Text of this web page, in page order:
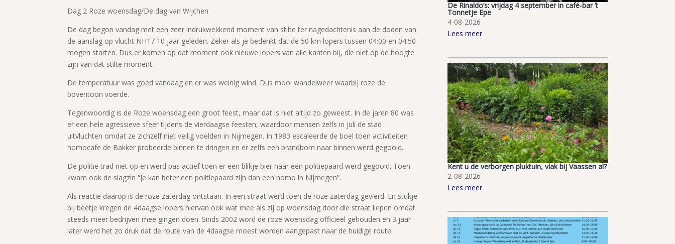
Dag 2 Roze woensdag/De dag van Wijchen
De dag begon vandag met een zeer indrukwekkend moment van stilte ter nagedachtenis aan de doden van
de aanslag op vlucht NH17 10 jaar geleden. Zeker als je bedenkt dat de 50 km lopers tussen 04:00 en 04:50
mogen starten. Dus er komen op dat moment ook nieuwe lopers van alle kanten bij, die niet op de hoogte
zijn van dat stilte moment.
De temperatuur was goed vandaag en er was weinig wind. Dus mooi wandelweer waarbij roze de
boventoon voerde.
Tegenwoordig is de Roze woensdag een groot feest, maar dat is niet altijd zo geweest. In de jaren 80 was
er een hele agressieve sfeer tijdens de vierdaagse feesten, waardoor mensen zelfs in juli de stad
uitvluchten omdat ze zichzelf niet veilig voelden in Nijmegen. In 1983 escaleerde de boel toen activiteiten
homocafe de Bakker probeerde binnen te dringen en er zelfs een brandbom naar binnen werd gegooid.
De politie trad niet op en werd pas actief toen er een blikje bier naar een politiepaard werd gegooid. Toen
kwam ook de slagzin “je kan beter een politiepaard zijn dan een homo in Nijmegen”.
Als reactie daarop is de roze zaterdag ontstaan. In een straat werd toen de roze zaterdag gevierd. En stukje
bij beetje kregen de 4daagse lopers hiervan ook wat mee als zij op woensdag door die straat liepen omdat
steeds meer bedrijven mee gingen doen. Sinds 2002 word de roze woensdag officieel gehouden en 3 jaar
later werd het zo druk dat de route van de 4daagse moest worden aangepast naar de huidige route.
De Rinaldo’s: vrijdag 4 september in café-bar ’t
Tonnetje Epe
4-08-2026
Lees meer
Kent u de verborgen pluktuin, vlak bij Vaassen al?
2-08-2026
Lees meer